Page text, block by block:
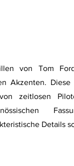
von Tom
Akzenten.
zeitlosen
Details